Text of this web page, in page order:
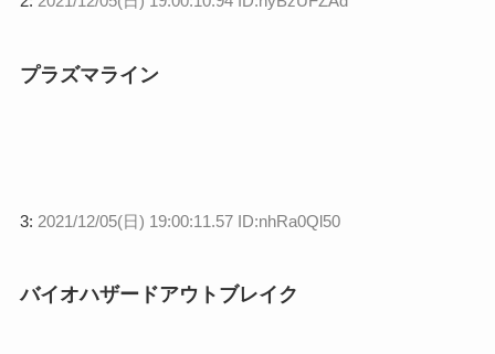
プラズマライン
3: 2021/12/05(日) 19:00:11.57 ID:nhRa0Ql50
バイオハザードアウトブレイク